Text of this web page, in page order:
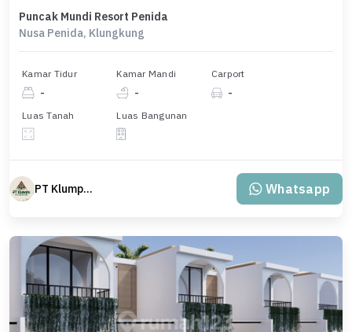
Puncak Mundi Resort Penida
Nusa Penida, Klungkung
Kamar Tidur
-
Kamar Mandi
-
Carport
-
Luas Tanah Luas Bangunan
PT Klumpu Kita Sejahtera Whatsapp